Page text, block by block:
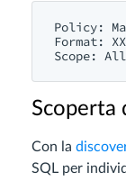
Policy:
Format:
Scoperta
Con la
SQL per